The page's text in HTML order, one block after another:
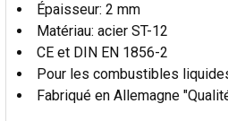
Épaisseur: 2 mm
Matériau: acier ST-12
CE et DIN EN 1856-2
Pour les combustibles
Fabriqué en Allemagne